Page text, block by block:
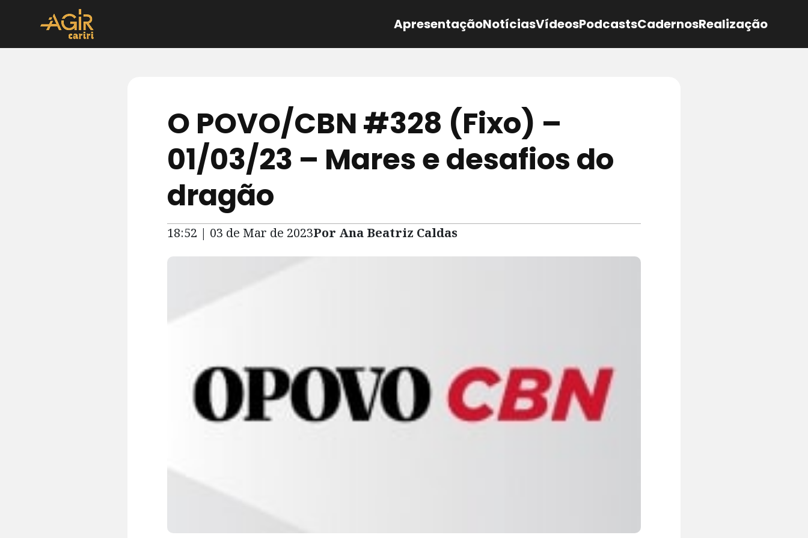
ApresentaçãoNotíciasVídeosPodcastsCadernosRealização
O POVO/CBN #328 (Fixo) –
01/03/23 – Mares e desafios do
dragão
18:52 | 03 de Mar de 2023Por Ana Beatriz Caldas